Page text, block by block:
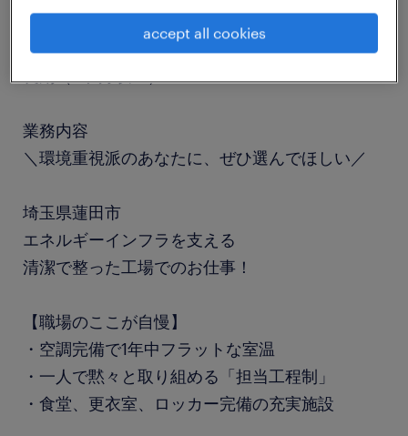
勤務期間
業務内容
＼環境重視派のあなたに、ぜひ選んでほしい／
埼玉県蓮田市
エネルギーインフラを支える
清潔で整った工場でのお仕事！
【職場のここが自慢】
・空調完備で1年中フラットな室温
・一人で黙々と取り組める「担当工程制」
・食堂、更衣室、ロッカー完備の充実施設
accept all cookies